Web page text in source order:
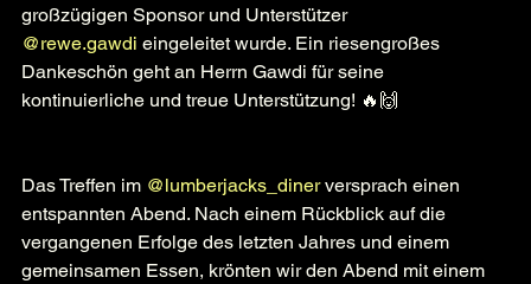
großzügigen Sponsor und Unterstützer
@rewe.gawdi eingeleitet wurde. Ein riesengroßes
Dankeschön geht an Herrn Gawdi für seine
kontinuierliche und treue Unterstützung! 🔥🙌
Das Treffen im @lumberjacks_diner versprach einen
entspannten Abend. Nach einem Rückblick auf die
vergangenen Erfolge des letzten Jahres und einem
gemeinsamen Essen, krönten wir den Abend mit einem